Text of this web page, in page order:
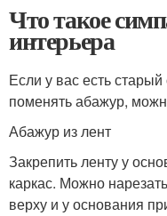
Что такое
интерьера
Если у вас есть
поменять абажур,
Абажур из лент
Закрепить ленту у
каркас. Можно
верху и у основания